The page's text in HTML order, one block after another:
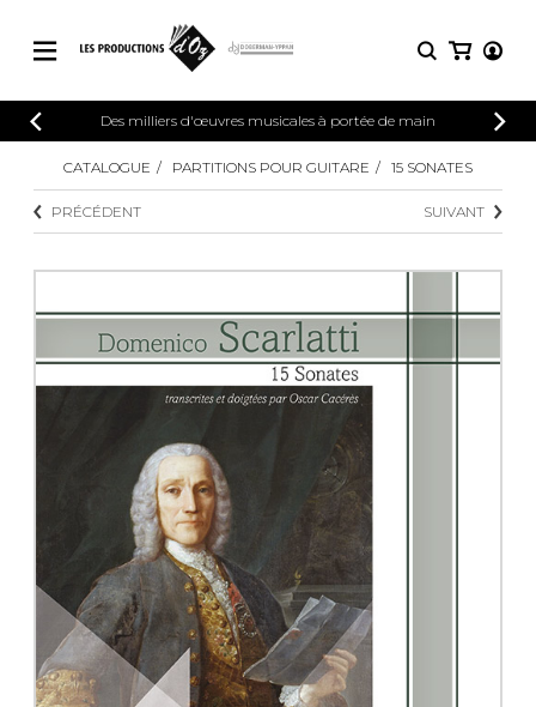
CATALOGUE
Explorez notre catalogue de partitions
riche en œuvres originales et en
arrangements de qualité.
PARTITIONS POUR GUITARE
PARTITIONS POUR ENSEMBLES
AUTRES PRODUITS
CONNEXION
INSCRIPTION
Des milliers d'œuvres musicales à portée de main
PARTITIONS
Méthodes
3 guitares
5 guitares et plus
CATALOGUE PARTITIONS POUR GUITARE 15 SONATES
PRÉCÉDENT SUIVANT